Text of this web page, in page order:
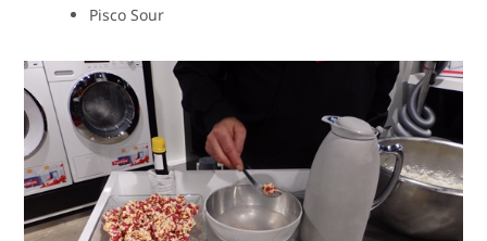
Pisco Sour